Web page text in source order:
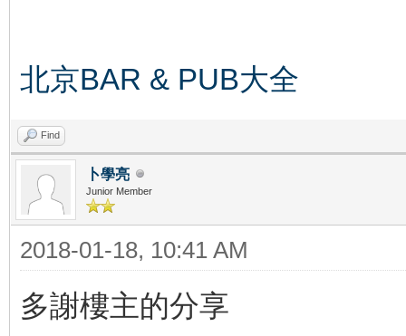
北京BAR & PUB大全
Find
卜學亮
Junior Member
2018-01-18, 10:41 AM
多謝樓主的分享